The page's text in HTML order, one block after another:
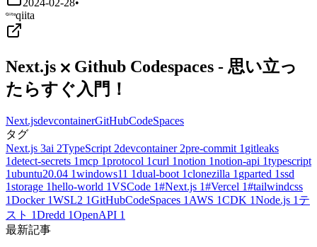
qiita
Next.js ⨉ Github Codespaces - 思い立っ
たらすぐ入門！
Next.jsdevcontainerGitHubCodeSpaces
タグ
Next.js 3ai 2TypeScript 2devcontainer 2pre-commit 1 gitleaks
1detect-secrets 1mcp 1protocol 1curl 1notion 1notion-api 1typescript
1ubuntu20.04 1windows11 1dual-boot 1clonezilla 1 gparted 1ssd
1storage 1hello-world 1VSCode 1#Next.js 1#Vercel 1#tailwindcss
1Docker 1WSL2 1GitHubCodeSpaces 1 AWS 1CDK 1Node.js 1 テ
スト 1Dredd 1OpenAPI 1
最新記事